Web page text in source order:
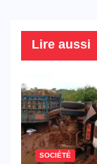
Lire aussi
SOCIÉTÉ